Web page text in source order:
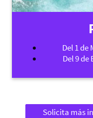
Del 1 de
Del 9 de
Solicita más